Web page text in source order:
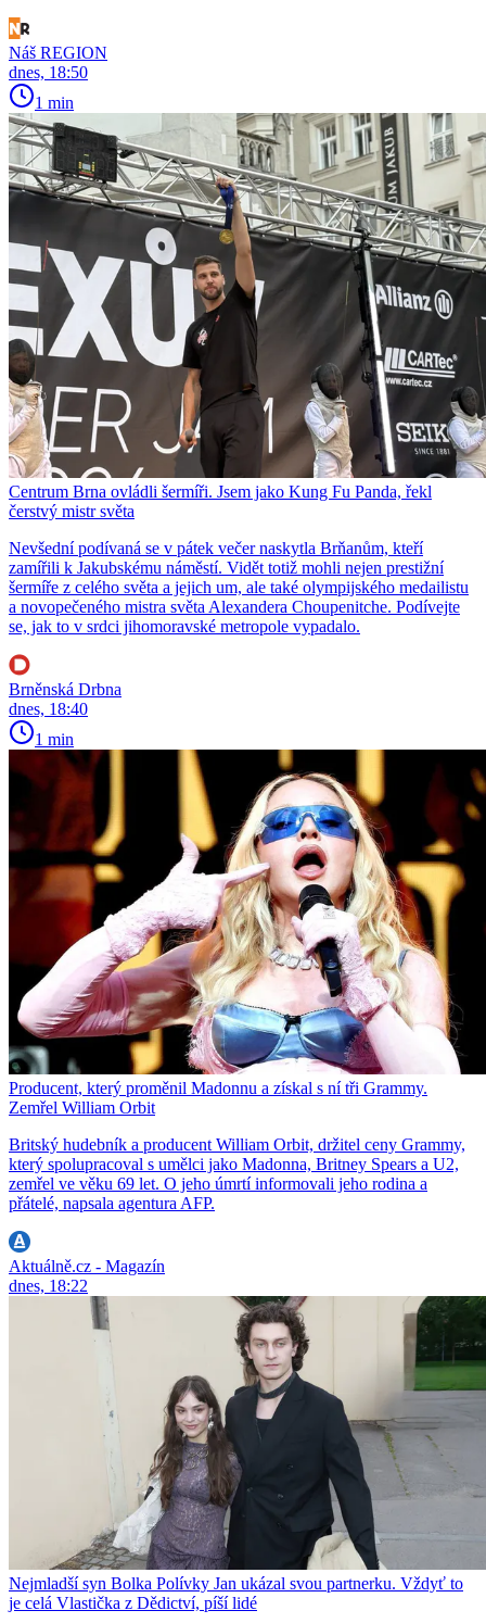
Náš REGION
dnes, 18:50
1 min
Centrum Brna ovládli šermíři. Jsem jako Kung Fu Panda, řekl
čerstvý mistr světa
Nevšední podívaná se v pátek večer naskytla Brňanům, kteří
zamířili k Jakubskému náměstí. Vidět totiž mohli nejen prestižní
šermíře z celého světa a jejich um, ale také olympijského medailistu
a novopečeného mistra světa Alexandera Choupenitche. Podívejte
se, jak to v srdci jihomoravské metropole vypadalo.
Brněnská Drbna
dnes, 18:40
1 min
Producent, který proměnil Madonnu a získal s ní tři Grammy.
Zemřel William Orbit
Britský hudebník a producent William Orbit, držitel ceny Grammy,
který spolupracoval s umělci jako Madonna, Britney Spears a U2,
zemřel ve věku 69 let. O jeho úmrtí informovali jeho rodina a
přátelé, napsala agentura AFP.
Aktuálně.cz - Magazín
dnes, 18:22
Nejmladší syn Bolka Polívky Jan ukázal svou partnerku. Vždyť to
je celá Vlastička z Dědictví, píší lidé